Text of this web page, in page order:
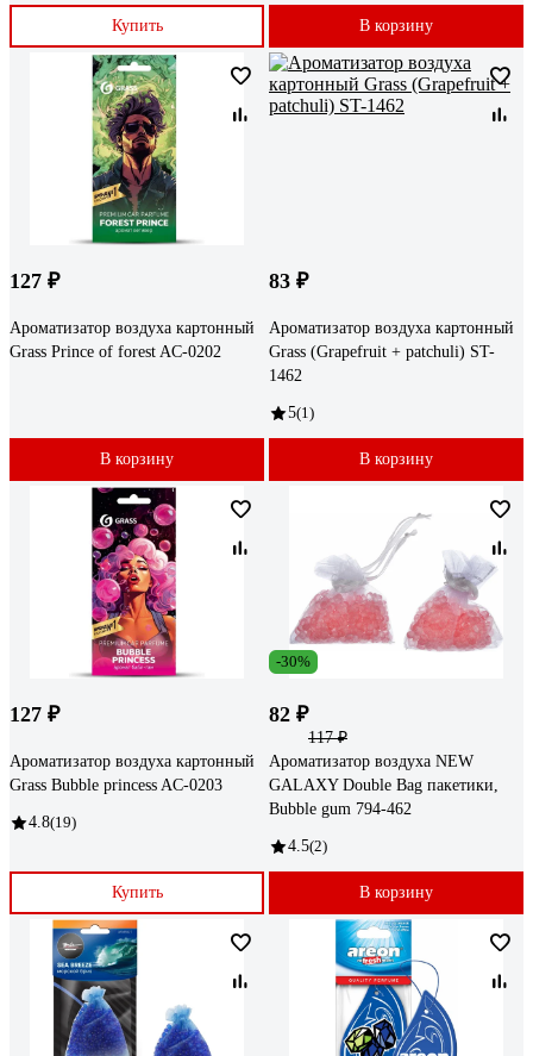
Купить В корзину
127 ₽
Ароматизатор воздуха картонный
Grass Prince of forest AC-0202
В корзину
83 ₽
Ароматизатор воздуха картонный
Grass (Grapefruit + patchuli) ST-
1462
5(1)
В корзину
127 ₽
Ароматизатор воздуха картонный
Grass Bubble princess AC-0203
4.8(19)
Купить
-30%
82 ₽
117 ₽
Ароматизатор воздуха NEW
GALAXY Double Bag пакетики,
Bubble gum 794-462
4.5(2)
В корзину